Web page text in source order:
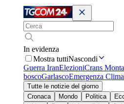
In evidenza
Mostra tuttiNascondi
Guerra IranElezioniCrans
boscoGarlascoEmergenza Clima
Tutte le notizie del giorno
Cronaca
Mondo Politica